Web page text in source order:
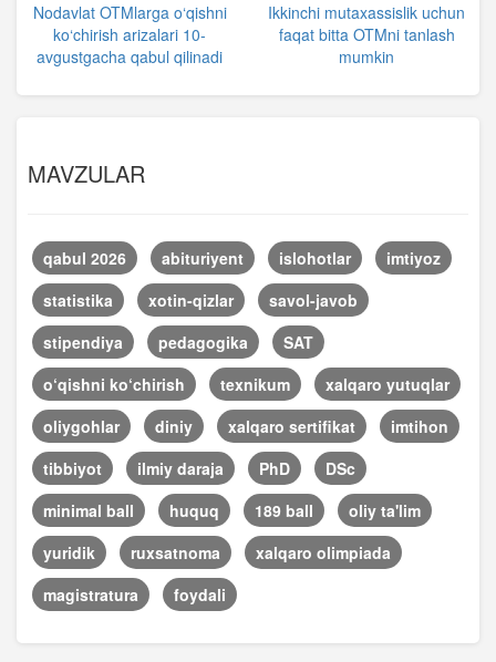
Nodavlat OTMlarga o‘qishni
ko‘chirish arizalari 10-
avgustgacha qabul qilinadi
Ikkinchi mutaxassislik uchun
faqat bitta OTMni tanlash
mumkin
MAVZULAR
qabul 2026 abituriyent islohotlar
imtiyoz
statistika
xotin-qizlar
savol-javob
stipendiya
pedagogika
SAT
o‘qishni ko‘chirish
texnikum
xalqaro yutuqlar
oliygohlar
diniy xalqaro sertifikat
imtihon
tibbiyot
ilmiy daraja PhD
DSc
minimal ball
huquq 189 ball
oliy ta'lim
yuridik
ruxsatnoma
xalqaro olimpiada
magistratura
foydali